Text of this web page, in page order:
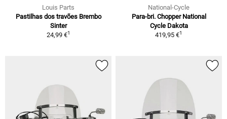
Louis Parts
Pastilhas dos travões Brembo
Sinter
24,99 €1
National-Cycle
Para-bri. Chopper National
Cycle Dakota
419,95 €1